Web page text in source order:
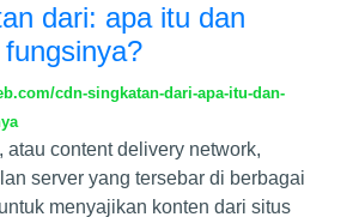
dari: apa itu dan
cdn-singkatan-dari-apa-itu-dan-
atau content delivery network,
server yang tersebar di berbagai
menyajikan konten dari situs